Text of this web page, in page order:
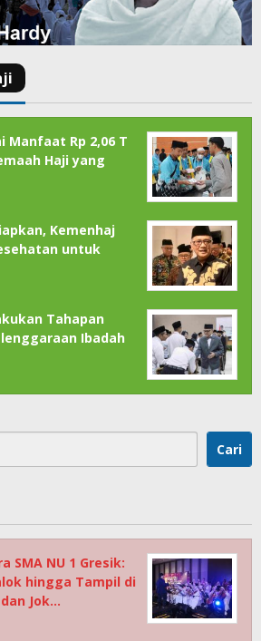
Manfaat Rp 2,06 T
Haji yang
Kemenhaj
untuk
Tahapan
Ibadah
Cari
SMA NU 1 Gresik:
hingga Tampil di
Jok…